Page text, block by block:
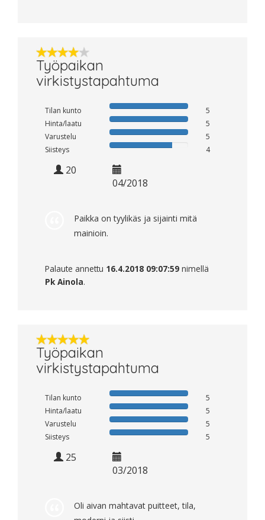
Työpaikan
virkistystapahtuma
Tilan kunto
5
Hinta/laatu
5
Varustelu
5
Siisteys
4
20
04/2018
Paikka on tyylikäs ja sijainti mitä
mainioin.
Palaute annettu 16.4.2018 09:07:59 nimellä
Pk Ainola.
Työpaikan
virkistystapahtuma
Tilan kunto
5
Hinta/laatu
5
Varustelu
5
Siisteys
5
25
03/2018
Oli aivan mahtavat puitteet, tila,